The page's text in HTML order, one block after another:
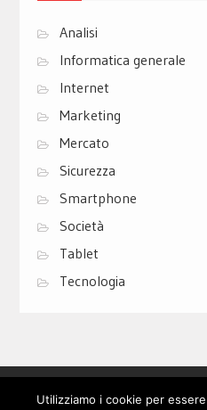
Analisi
Informatica generale
Internet
Marketing
Mercato
Sicurezza
Smartphone
Società
Tablet
Tecnologia
Utilizziamo i cookie per